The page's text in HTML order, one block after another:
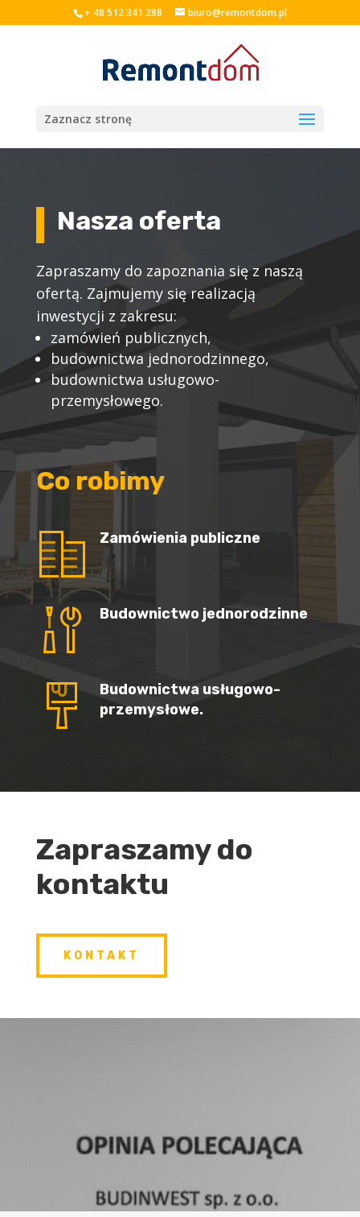
+ 48 512 341 288 biuro@remontdom.pl
Zaznacz stronę
Nasza oferta
Zapraszamy do zapoznania się z naszą
ofertą. Zajmujemy się realizacją
inwestycji z zakresu:
zamówień publicznych,
budownictwa jednorodzinnego,
budownictwa usługowo-
przemysłowego.
Co robimy
Zamówienia publiczne
Budownictwo jednorodzinne
Budownictwa usługowo-
przemysłowe.
Zapraszamy do
kontaktu
KONTAKT